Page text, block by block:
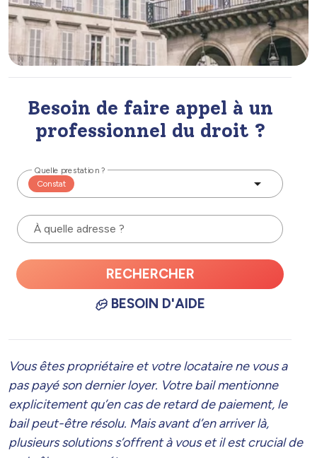
Besoin de faire appel à un
professionnel du droit ?
Quelle prestation ?
Constat
À quelle adresse ?
RECHERCHER
BESOIN D'AIDE
Vous êtes propriétaire et votre locataire ne vous a
pas payé son dernier loyer. Votre bail mentionne
explicitement qu’en cas de retard de paiement, le
bail peut-être résolu. Mais avant d’en arriver là,
plusieurs solutions s’offrent à vous et il est crucial de